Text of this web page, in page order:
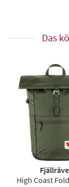
Das
High Coast